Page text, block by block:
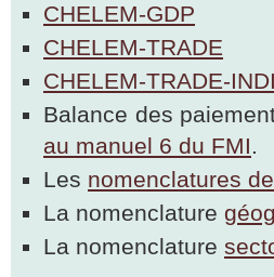
CHELEM-GDP
CHELEM-TRADE
CHELEM-TRADE-
Balance des
au manuel 6 du FMI.
Les nomenclatures
La nomenclature
La nomenclature